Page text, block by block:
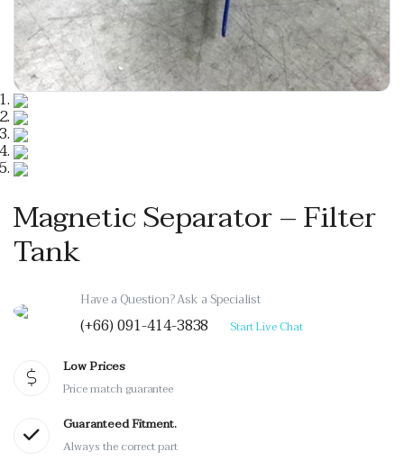
Magnetic Separator – Filter
Tank
Have a Question? Ask a Specialist
(+66) 091-414-3838 Start Live Chat
Low Prices
Price match guarantee
Guaranteed Fitment.
Always the correct part